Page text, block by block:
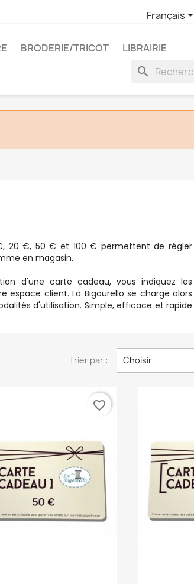
Français
BRODERIE/TRICOT LIBRAIRIE
search
20 €, 50 € et 100 € permettent de régler
en magasin.
d'une carte cadeau, vous indiquez les
espace client. La Bigourello se charge alors
d'utilisation. Simple, efficace et rapide
Trier par : Choisir
favorite_border